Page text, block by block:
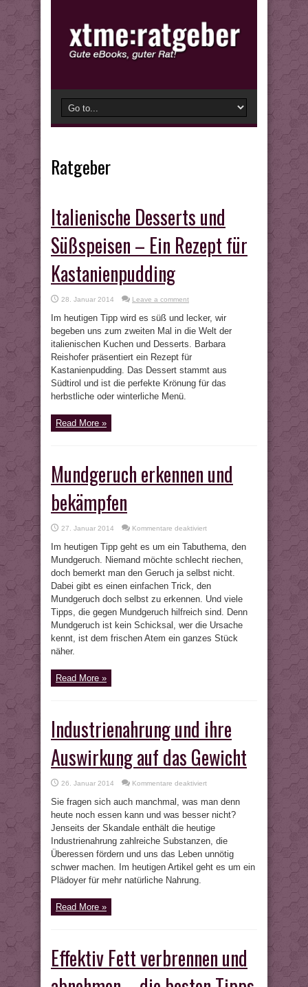
Ratgeber
Italienische Desserts und
Süßspeisen – Ein Rezept für
Kastanienpudding
28. Januar 2014 Leave a comment
Im heutigen Tipp wird es süß und lecker, wir
begeben uns zum zweiten Mal in die Welt der
italienischen Kuchen und Desserts. Barbara
Reishofer präsentiert ein Rezept für
Kastanienpudding. Das Dessert stammt aus
Südtirol und ist die perfekte Krönung für das
herbstliche oder winterliche Menü.
Read More »
Mundgeruch erkennen und
bekämpfen
27. Januar 2014 Kommentare deaktiviertfür
erkennen
und
bekämpfen
Im heutigen Tipp geht es um ein Tabuthema, den
Mundgeruch. Niemand möchte schlecht riechen,
doch bemerkt man den Geruch ja selbst nicht.
Dabei gibt es einen einfachen Trick, den
Mundgeruch doch selbst zu erkennen. Und viele
Tipps, die gegen Mundgeruch hilfreich sind. Denn
Mundgeruch ist kein Schicksal, wer die Ursache
kennt, ist dem frischen Atem ein ganzes Stück
näher.
Read More »
Industrienahrung und ihre
Auswirkung auf das Gewicht
26. Januar 2014 Kommentare deaktiviertfür
ihre
Auswirkung
auf
das
Gewicht
Sie fragen sich auch manchmal, was man denn
heute noch essen kann und was besser nicht?
Jenseits der Skandale enthält die heutige
Industrienahrung zahlreiche Substanzen, die
Überessen fördern und uns das Leben unnötig
schwer machen. Im heutigen Artikel geht es um ein
Plädoyer für mehr natürliche Nahrung.
Read More »
Effektiv Fett verbrennen und